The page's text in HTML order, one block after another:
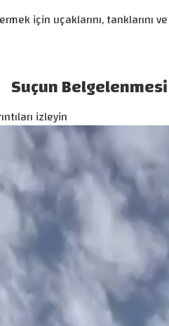
için uçaklarını, tanklarını
Suçun Belgelenmesi
izleyin